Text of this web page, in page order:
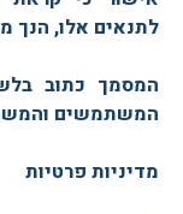
לתנאים אלו,
המסמך כתוב
המשתמשים
מדיניות פרטיות